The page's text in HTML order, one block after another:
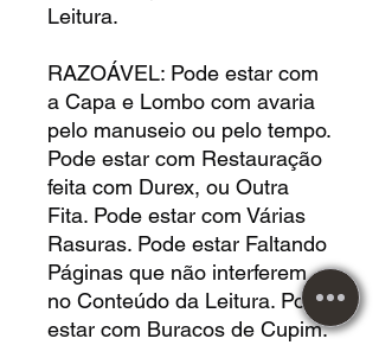
Leitura.
RAZOÁVEL: Pode estar com
a Capa e Lombo com avaria
pelo manuseio ou pelo tempo.
Pode estar com Restauração
feita com Durex, ou Outra
Fita. Pode estar com Várias
Rasuras. Pode estar Faltando
Páginas que não interferem
no Conteúdo da Leitura. Pode
estar com Buracos de Cupim.